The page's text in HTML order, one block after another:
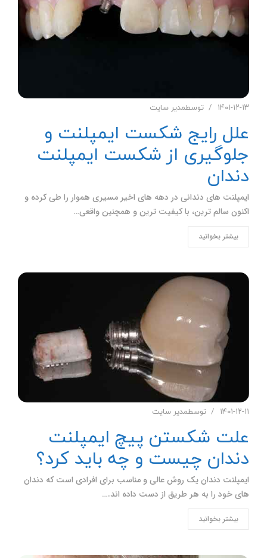
۱۴۰۱-۱۲-۱۳ توسطمدیر سایت
علل رایج شکست ایمپلنت و
جلوگیری از شکست ایمپلنت
دندان
ایمپلنت های دندانی در دهه های اخیر مسیری هموار را طی کرده و
اکنون سالم ترین، با کیفیت ترین و همچنین واقعی…
بیشتر بخوانید
۱۴۰۱-۱۲-۱۱ توسطمدیر سایت
علت شکستن پیچ ایمپلنت
دندان چیست و چه باید کرد؟
ایمپلنت دندان یک روش عالی و مناسب برای افرادی است که دندان
های خود را به هر طریق از دست داده اند.…
بیشتر بخوانید